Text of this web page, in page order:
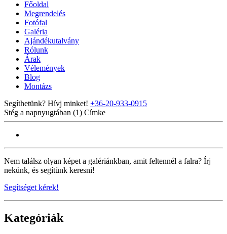
Főoldal
Megrendelés
Fotófal
Galéria
Ajándékutalvány
Rólunk
Árak
Vélemények
Blog
Montázs
Segíthetünk? Hívj minket! +36-20-933-0915
Stég a napnyugtában (1) Címke
Nem találsz olyan képet a galériánkban, amit feltennél a falra? Írj
nekünk, és segítünk keresni!
Segítséget kérek!
Kategóriák